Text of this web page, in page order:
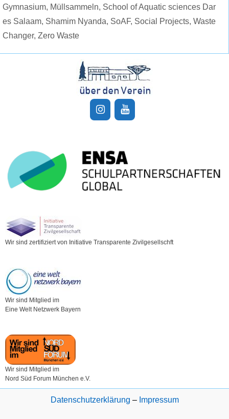
Gymnasium, Müllsammeln, School of Aquatic sciences Dar
es Salaam, Shamim Nyanda, SoAF, Social Projects, Waste
Changer, Zero Waste
Wir sind zertifiziert von Initiative Transparente Zivilgesellschft
Wir sind Mitglied im
Eine Welt Netzwerk Bayern
Wir sind Mitglied im
Nord Süd Forum München e.V.
Datenschutzerklärung – Impressum